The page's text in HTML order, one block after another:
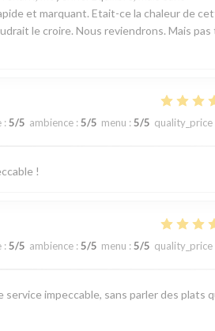
et marquant. Etait-ce la chaleur de
le croire. Nous reviendrons. Mais
: 5/5 ambience : 5/5 menu : 5/5 quality_price
!
: 5/5 ambience : 5/5 menu : 5/5 quality_price
impeccable, sans parler des plats